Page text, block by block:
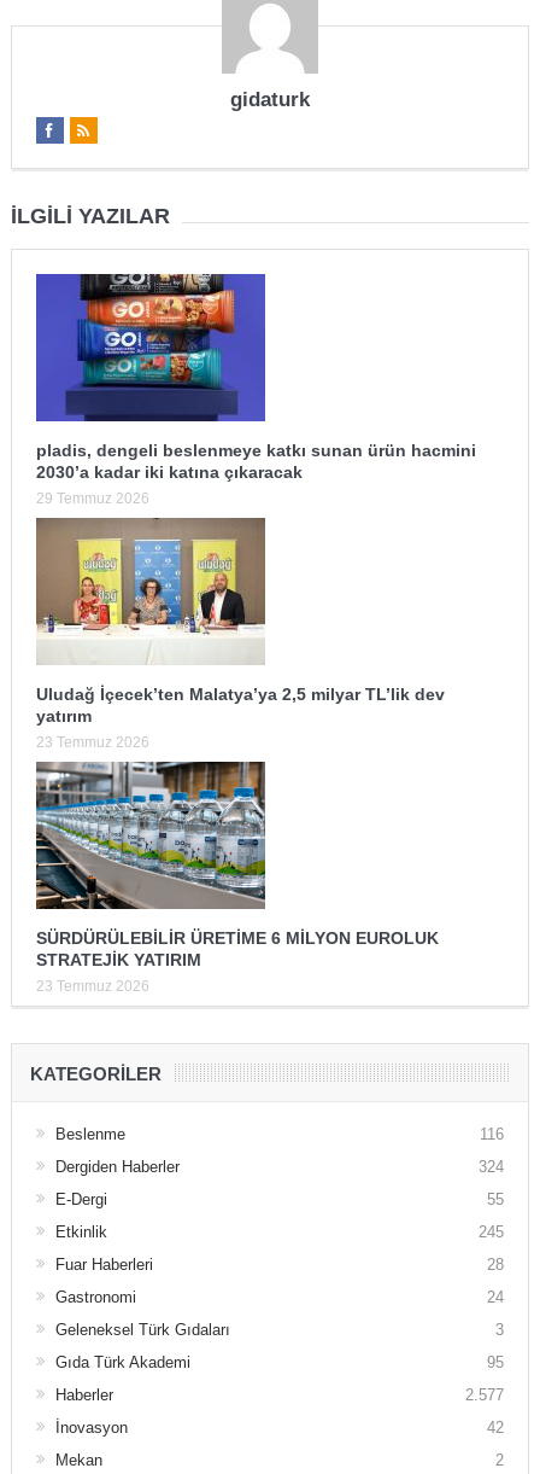
gidaturk
İLGILI YAZILAR
pladis, dengeli beslenmeye katkı sunan ürün hacmini
2030’a kadar iki katına çıkaracak
29 Temmuz 2026
Uludağ İçecek’ten Malatya’ya 2,5 milyar TL’lik dev
yatırım
23 Temmuz 2026
SÜRDÜRÜLEBİLİR ÜRETİME 6 MİLYON EUROLUK
STRATEJİK YATIRIM
23 Temmuz 2026
KATEGORILER
Beslenme
116
Dergiden Haberler
324
E-Dergi
55
Etkinlik
245
Fuar Haberleri
28
Gastronomi
24
Geleneksel Türk Gıdaları
3
Gıda Türk Akademi
95
Haberler
2.577
İnovasyon
42
Mekan
2